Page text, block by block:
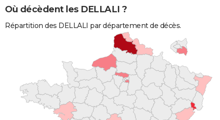
Où décèdent les DELLALI ?
Répartition des DELLALI par département de décès.